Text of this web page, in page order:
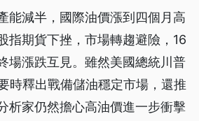
能減半，國際油價漲到四個月高
指期貨下挫，市場轉趨避險，16
場漲跌互見。雖然美國總統川普
時釋出戰備儲油穩定市場，還推
析家仍然擔心高油價進一步衝擊